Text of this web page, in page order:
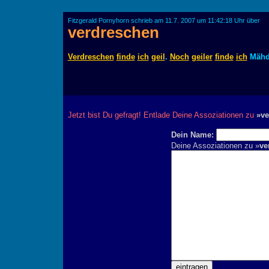
Fitzgerald Pornyhorn schrieb am 11.7. 2007 um 11:42:18 Uhr über
verdreschen
Verdreschen finde ich geil . Noch geiler finde ich
Jetzt bist Du gefragt! Entlade Deine Assoziationen zu
Dein Name:
Deine Assoziationen zu »